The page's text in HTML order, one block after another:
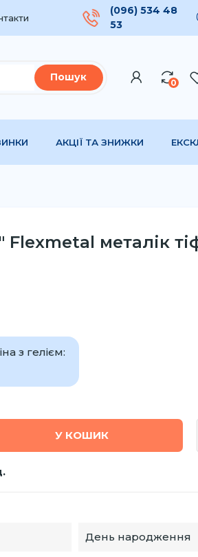
(096) 534 48
53
Пошук 0
АКЦІЇ ТА ЗНИЖКИ
металік
з гелієм:
У КОШИК
День народження